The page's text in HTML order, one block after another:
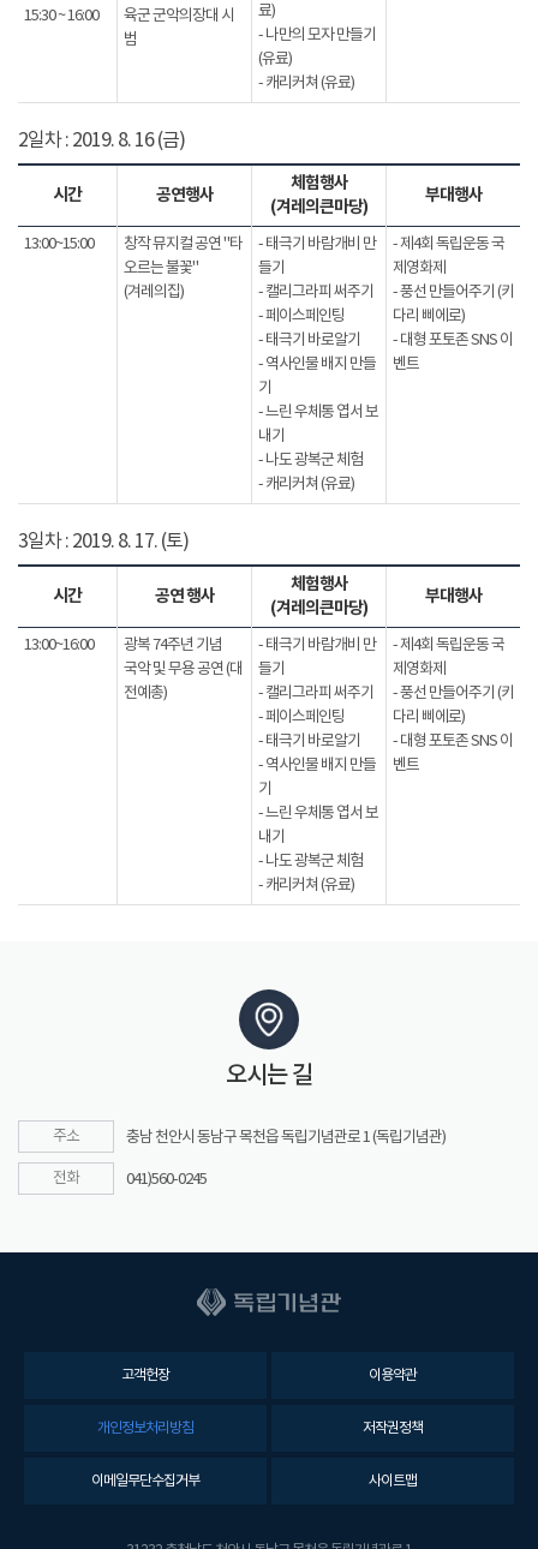
료)
- 나만의 모자 만들기
(유료)
- 캐리커쳐 (유료)
15:30 ~ 16:00
육군 군악의장대 시
범
2일차 : 2019. 8. 16 (금)
시간 공연행사
체험행사
(겨레의큰마당)
부대행사
13:00~15:00
창작 뮤지컬 공연 "타
오르는 불꽃"
(겨레의집)
- 태극기 바람개비 만
들기
- 캘리그라피 써주기
- 페이스페인팅
- 태극기 바로알기
- 역사인물 배지 만들
기
- 느린 우체통 엽서 보
내기
- 나도 광복군 체험
- 캐리커쳐 (유료)
- 제4회 독립운동 국
제영화제
- 풍선 만들어주기 (키
다리 삐에로)
- 대형 포토존 SNS 이
벤트
3일차 : 2019. 8. 17. (토)
시간 공연 행사
체험행사
(겨레의큰마당)
부대행사
13:00~16:00
광복 74주년 기념
국악 및 무용 공연 (대
전예총)
- 태극기 바람개비 만
들기
- 캘리그라피 써주기
- 페이스페인팅
- 태극기 바로알기
- 역사인물 배지 만들
기
- 느린 우체통 엽서 보
내기
- 나도 광복군 체험
- 캐리커쳐 (유료)
- 제4회 독립운동 국
제영화제
- 풍선 만들어주기 (키
다리 삐에로)
- 대형 포토존 SNS 이
벤트
오시는 길
주소 충남 천안시 동남구 목천읍 독립기념관로 1 (독립기념관)
전화 041)560-0245
고객헌장 이용약관
개인정보처리방침 저작권정책
이메일무단수집거부 사이트맵